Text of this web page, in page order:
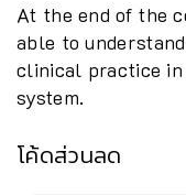
At the end of the
able to
clinical practice
system.
โค้ดส่วนลด